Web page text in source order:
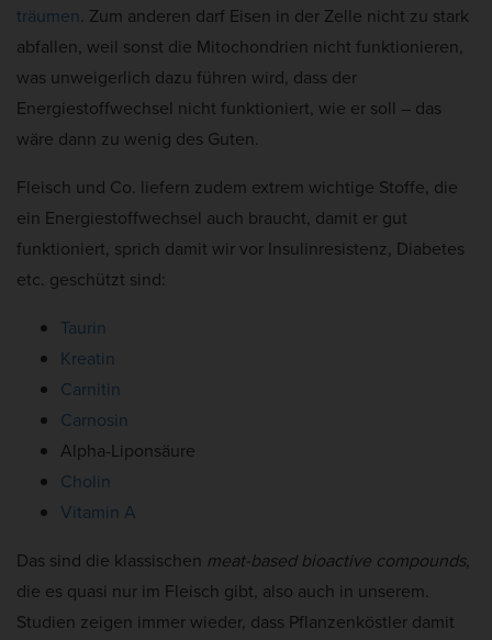
träumen. Zum anderen darf Eisen in der Zelle nicht zu stark
abfallen, weil sonst die Mitochondrien nicht funktionieren,
was unweigerlich dazu führen wird, dass der
Energiestoffwechsel nicht funktioniert, wie er soll – das
wäre dann zu wenig des Guten.
Fleisch und Co. liefern zudem extrem wichtige Stoffe, die
ein Energiestoffwechsel auch braucht, damit er gut
funktioniert, sprich damit wir vor Insulinresistenz, Diabetes
etc. geschützt sind:
Taurin
Kreatin
Carnitin
Carnosin
Alpha-Liponsäure
Cholin
Vitamin A
Das sind die klassischen meat-based bioactive compounds,
die es quasi nur im Fleisch gibt, also auch in unserem.
Studien zeigen immer wieder, dass Pflanzenköstler damit